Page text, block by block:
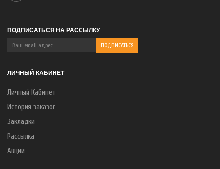
ПОДПИСАТЬСЯ НА РАССЫЛКУ
ЛИЧНЫЙ КАБИНЕТ
Личный Кабинет
История заказов
Закладки
Рассылка
Акции